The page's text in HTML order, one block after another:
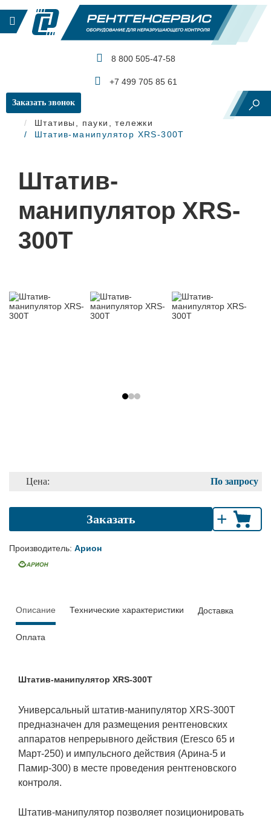
8 800 505-47-58
+7 499 705 85 61
Заказать звонок
Главная
Рентгеновский контроль
Штативы, пауки, тележки
Штатив-манипулятор XRS-300T
Штатив-
манипулятор XRS-
300T
По запросу
Цена:
Заказать +
Производитель: Арион
Описание Технические характеристики Доставка
Оплата
Штатив-манипулятор XRS-300T
Универсальный штатив-манипулятор XRS-300T
предназначен для размещения рентгеновских
аппаратов непрерывного действия (Eresco 65 и
Март-250) и импульсного действия (Арина-5 и
Памир-300) в месте проведения рентгеновского
контроля.
Штатив-манипулятор позволяет позиционировать